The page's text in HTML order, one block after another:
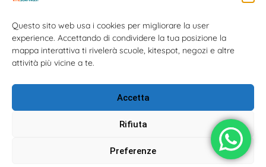
Questo sito web usa i cookies per migliorare la user
experience. Accettando di condividere la tua posizione la
mappa interattiva ti rivelerà scuole, kitespot, negozi e altre
attività più vicine a te.
Accetta
Rifiuta
Preferenze
Cerca il tuo Usato